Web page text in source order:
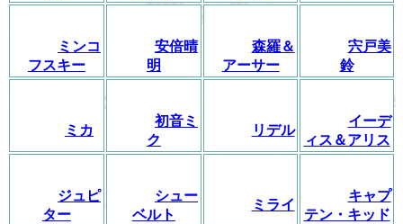
ミンコ
フスキー
安倍晴
明
森羅＆
アーサー
宍戸美
鈴
ミカ
初音ミ
ク
リデル
イーデ
ィス＆アリス
ジュピ
ター
シュー
ベルト
ミライ
キャプ
テン・キッド